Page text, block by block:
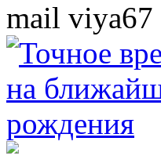
mail viya67